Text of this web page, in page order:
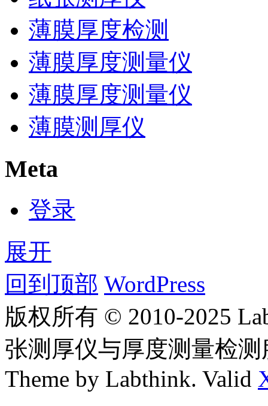
薄膜厚度检测
薄膜厚度测量仪
薄膜厚度测量仪
薄膜测厚仪
Meta
登录
展开
回到顶部 WordPress
版权所有 © 2010-2025
张测厚仪与厚度测量检
Theme by Labthink. Valid